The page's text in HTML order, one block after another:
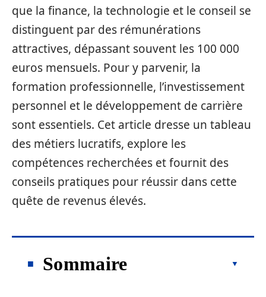
que la finance, la technologie et le conseil se
distinguent par des rémunérations
attractives, dépassant souvent les 100 000
euros mensuels. Pour y parvenir, la
formation professionnelle, l’investissement
personnel et le développement de carrière
sont essentiels. Cet article dresse un tableau
des métiers lucratifs, explore les
compétences recherchées et fournit des
conseils pratiques pour réussir dans cette
quête de revenus élevés.
Sommaire